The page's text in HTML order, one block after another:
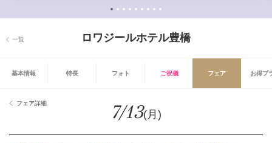
一覧 ロワジールホテル豊橋
基本情報 特長 フォト ご祝儀 フェア お得プ
フェア詳細 7/13(月)